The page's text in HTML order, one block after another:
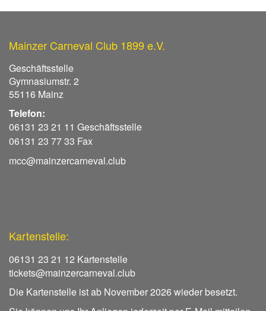
Mainzer Carneval Club 1899 e.V.
Geschäftsstelle
Gymnasiumstr. 2
55116 Mainz
Telefon:
06131 23 21 11 Geschäftsstelle
06131 23 77 33 Fax
mcc@mainzercarneval.club
Kartenstelle:
06131 23 21 12 Kartenstelle
tickets@mainzercarneval.club
Die Kartenstelle ist ab November 2026 wieder besetzt.